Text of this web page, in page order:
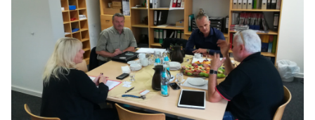
MEINE 10 PUNKTE